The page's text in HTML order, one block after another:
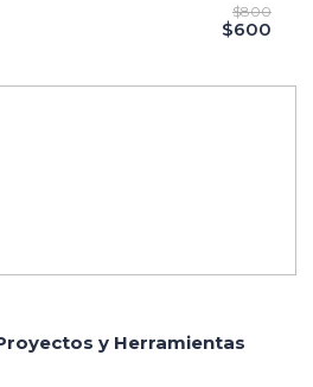
$800
$600
y Herramientas